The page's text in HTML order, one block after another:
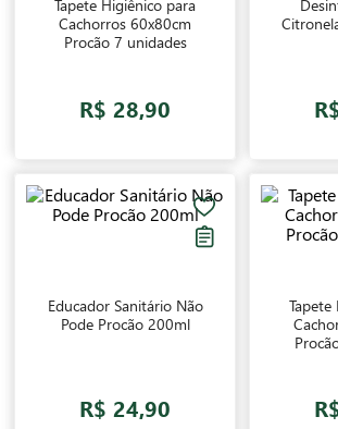
Tapete Higiênico para
Pode Procão 200ml